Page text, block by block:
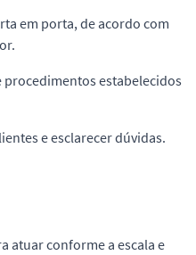
em porta, de acordo com
estabelecidos
e esclarecer dúvidas.
atuar conforme a escala e